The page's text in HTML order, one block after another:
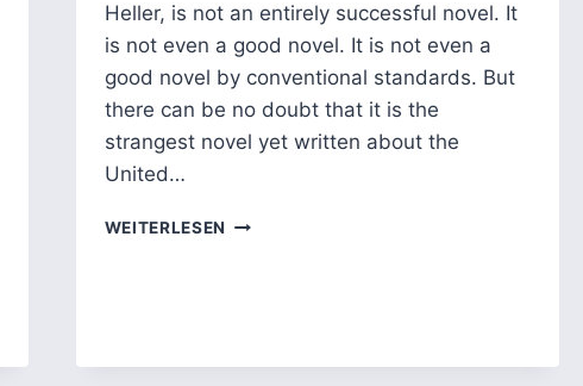
Heller, is not an entirely successful novel. It
is not even a good novel. It is not even a
good novel by conventional standards. But
there can be no doubt that it is the
strangest novel yet written about the
United…
WEITERLESEN DIE
CATCH